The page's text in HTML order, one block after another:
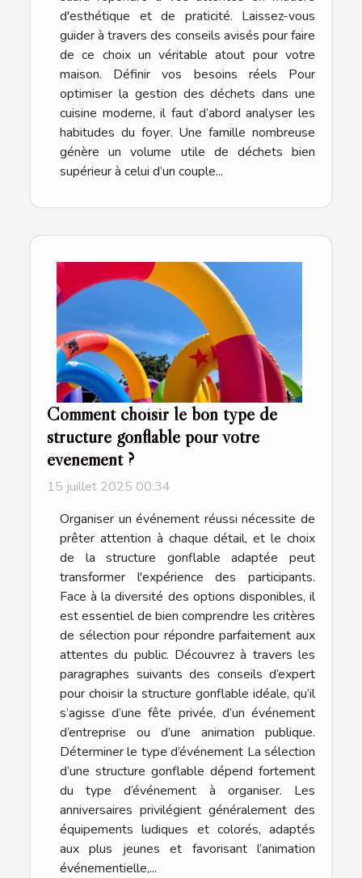
d'esthétique et de praticité. Laissez-vous
guider à travers des conseils avisés pour faire
de ce choix un véritable atout pour votre
maison. Définir vos besoins réels Pour
optimiser la gestion des déchets dans une
cuisine moderne, il faut d’abord analyser les
habitudes du foyer. Une famille nombreuse
génère un volume utile de déchets bien
supérieur à celui d’un couple...
Comment choisir le bon type de
structure gonflable pour votre
événement ?
15 juillet 2025 00:34
Organiser un événement réussi nécessite de
prêter attention à chaque détail, et le choix
de la structure gonflable adaptée peut
transformer l'expérience des participants.
Face à la diversité des options disponibles, il
est essentiel de bien comprendre les critères
de sélection pour répondre parfaitement aux
attentes du public. Découvrez à travers les
paragraphes suivants des conseils d’expert
pour choisir la structure gonflable idéale, qu’il
s’agisse d’une fête privée, d’un événement
d’entreprise ou d’une animation publique.
Déterminer le type d’événement La sélection
d’une structure gonflable dépend fortement
du type d’événement à organiser. Les
anniversaires privilégient généralement des
équipements ludiques et colorés, adaptés
aux plus jeunes et favorisant l’animation
événementielle,...